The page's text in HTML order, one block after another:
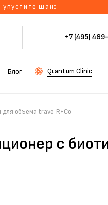
шанс
+7 (495)
Блог Quantum Clinic
для объема travel R+Co
с